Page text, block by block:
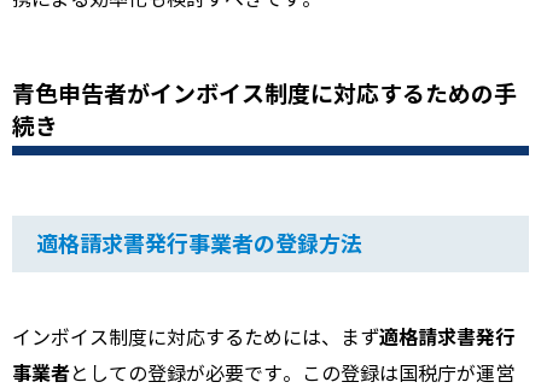
青色申告者がインボイス制度に対応するための手
続き
適格請求書発行事業者の登録方法
インボイス制度に対応するためには、まず適格請求書発行
事業者としての登録が必要です。この登録は国税庁が運営